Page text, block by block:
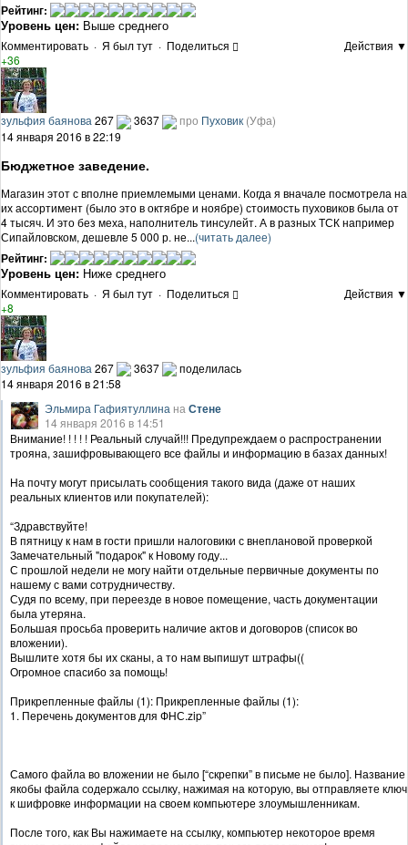
Рейтинг:
Уровень цен: Выше среднего
Комментировать · Я был тут · Поделиться
Действия ▼
+36
зульфия баянова 267 3637 про Пуховик (Уфа)
14 января 2016 в 22:19
Бюджетное заведение.
Магазин этот с вполне приемлемыми ценами. Когда я вначале посмотрела на
их ассортимент (было это в октябре и ноябре) стоимость пуховиков была от
4 тысяч. И это без меха, наполнитель тинсулейт. А в разных ТСК например
Сипайловском, дешевле 5 000 р. не...(читать далее)
Рейтинг:
Уровень цен: Ниже среднего
Комментировать · Я был тут · Поделиться
Действия ▼
+8
зульфия баянова 267 3637
поделилась
14 января 2016 в 21:58
Эльмира Гафиятуллина наСтене
14 января 2016 в 14:51
Внимание! ! ! ! ! Реальный случай!!! Предупреждаем о распространении
трояна, зашифровывающего все файлы и информацию в базах данных!
На почту могут присылать сообщения такого вида (даже от наших
реальных клиентов или покупателей):
“Здравствуйте!
В пятницу к нам в гости пришли налоговики с внеплановой проверкой
Замечательный "подарок" к Новому году...
С прошлой недели не могу найти отдельные первичные документы по
нашему с вами сотрудничеству.
Судя по всему, при переезде в новое помещение, часть документации
была утеряна.
Большая просьба проверить наличие актов и договоров (список во
вложении).
Вышлите хотя бы их сканы, а то нам выпишут штрафы((
Огромное спасибо за помощь!
Прикрепленные файлы (1): Прикрепленные файлы (1):
1. Перечень документов для ФНС.zip”
Самого файла во вложении не было [“скрепки” в письме не было]. Название
якобы файла содержало ссылку, нажимая на которую, вы отправляете ключ
к шифровке информации на своем компьютере злоумышленникам.
После того, как Вы нажимаете на ссылку, компьютер некоторое время